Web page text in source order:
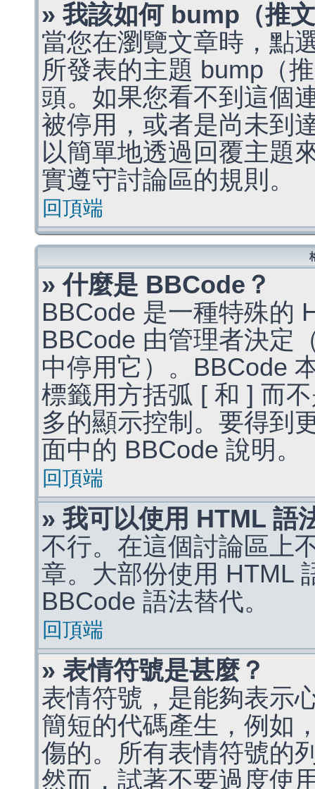
» 我該如何 bump（推
當您在瀏覽文章時，點
所發表的主題 bump（
頭。如果您看不到這個
被停用，或者是尚未到
以簡單地透過回覆主題
實遵守討論區的規則。
回頂端
» 什麼是 BBCode？
BBCode 是一種特殊的
BBCode 由管理者決定
中停用它）。BBCode
標籤用方括弧 [ 和 ] 而
多的顯示控制。要得到
面中的 BBCode 說明。
回頂端
» 我可以使用 HTML 語
不行。在這個討論區上
章。大部份使用 HTML
BBCode 語法替代。
回頂端
» 表情符號是甚麼？
表情符號，是能夠表示
簡短的代碼產生，例如
傷的。所有表情符號的
然而，試著不要過度使